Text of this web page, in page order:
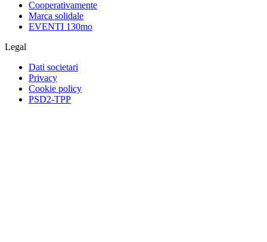
Cooperativamente
Marca solidale
EVENTI 130mo
Legal
Dati societari
Privacy
Cookie policy
PSD2-TPP